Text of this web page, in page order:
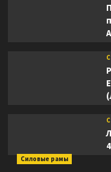
Силовые рамы